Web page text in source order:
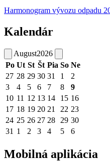
Harmonogram vývozu odpadu
Kalendár
August2026
Po Ut St Št Pia So Ne
27 28 29 30 31 1
2
3
4 5 6 7 8
9
10 11 12 13 14 15 16
17 18 19 20 21 22 23
24 25 26 27 28 29 30
31 1 2 3 4 5 6
Mobilná aplikácia